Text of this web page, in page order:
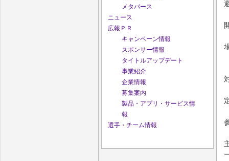
メタバース
ニュース
広報ＰＲ
キャンペーン情報
スポンサー情報
タイトルアップデート
事業紹介
企業情報
募集案内
製品・アプリ・サービス情
報
選手・チーム情報